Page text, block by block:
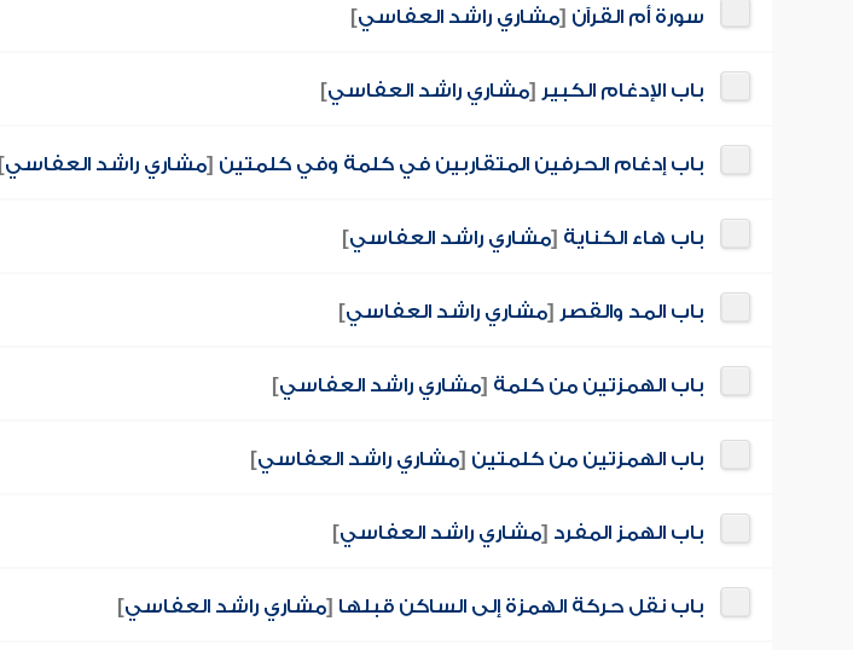
سورة أم القرآن [مشاري راشد العفاسي]
باب الإدغام الكبير [مشاري راشد العفاسي]
باب إدغام الحرفين المتقاربين في كلمة وفي كلمتين [مشاري راشد العفاسي]
باب هاء الكناية [مشاري راشد العفاسي]
باب المد والقصر [مشاري راشد العفاسي]
باب الهمزتين من كلمة [مشاري راشد العفاسي]
باب الهمزتين من كلمتين [مشاري راشد العفاسي]
باب الهمز المفرد [مشاري راشد العفاسي]
باب نقل حركة الهمزة إلى الساكن قبلها [مشاري راشد العفاسي]